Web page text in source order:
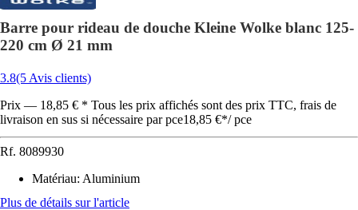
Barre pour rideau de douche Kleine Wolke blanc 125-
220 cm Ø 21 mm
3.8(5 Avis clients)
Prix — 18,85 € * Tous les prix affichés sont des prix TTC, frais de
livraison en sus si nécessaire par pce18,85 €*/ pce
Rf. 8089930
Matériau: Aluminium
Plus de détails sur l'article